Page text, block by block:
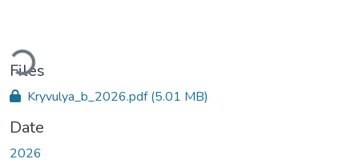
Files
Kryvulya_b_2026.pdf(5.01 MB)
Date
2026